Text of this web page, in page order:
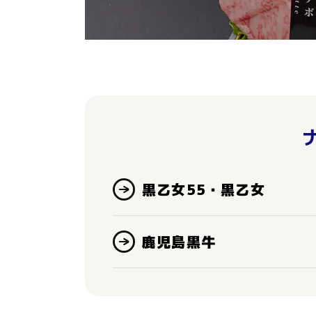
黒乙女55・黒乙女
鹿児島黒牛